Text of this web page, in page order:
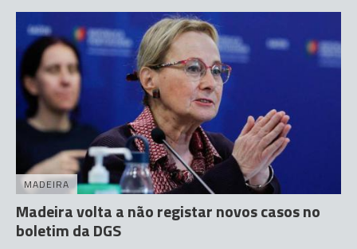
MADEIRA
Madeira volta a não registar novos casos no
boletim da DGS